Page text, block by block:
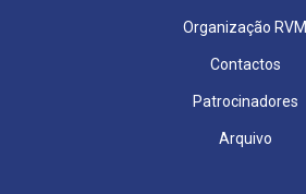
Organização RVM
Contactos
Patrocinadores
Arquivo